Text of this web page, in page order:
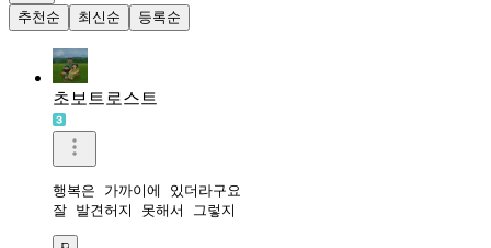
추천순
최신순 등록순
초보트로스트
행복은 가까이에 있더라구요
잘 발견허지 못해서 그렇지